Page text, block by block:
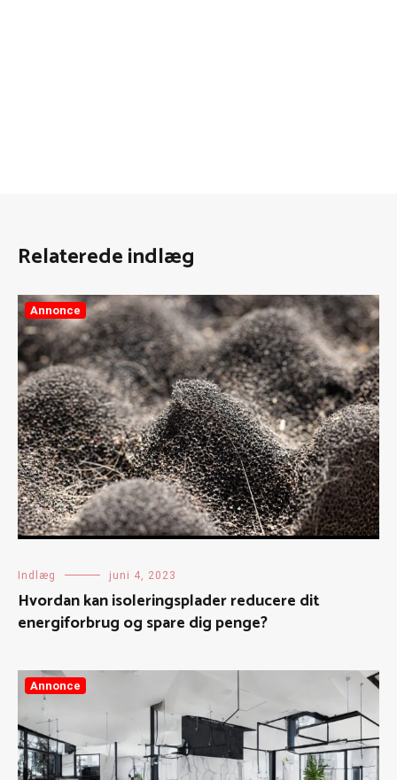
Relaterede indlæg
Annonce
Indlæg juni 4, 2023
Hvordan kan isoleringsplader reducere dit
energiforbrug og spare dig penge?
Annonce